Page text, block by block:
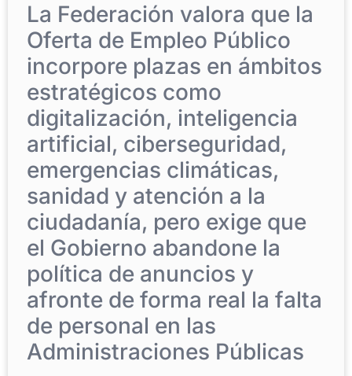
La Federación valora que la
Oferta de Empleo Público
incorpore plazas en ámbitos
estratégicos como
digitalización, inteligencia
artificial, ciberseguridad,
emergencias climáticas,
sanidad y atención a la
ciudadanía, pero exige que
el Gobierno abandone la
política de anuncios y
afronte de forma real la falta
de personal en las
Administraciones Públicas